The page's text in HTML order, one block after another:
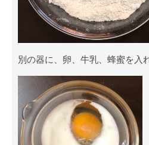
別の器に、卵、牛乳、蜂蜜を入